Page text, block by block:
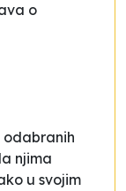
o
odabranih
njima
u svojim